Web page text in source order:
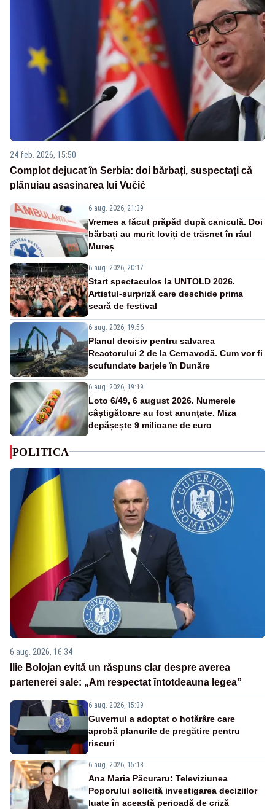
24 feb. 2026, 15:50
Complot dejucat în Serbia: doi bărbați, suspectați că
plănuiau asasinarea lui Vučić
6 aug. 2026, 21:39
Vremea a făcut prăpăd după caniculă. Doi
bărbați au murit loviți de trăsnet în râul
Mureș
6 aug. 2026, 20:17
Start spectaculos la UNTOLD 2026.
Artistul-surpriză care deschide prima
seară de festival
6 aug. 2026, 19:56
Planul decisiv pentru salvarea
Reactorului 2 de la Cernavodă. Cum vor fi
scufundate barjele în Dunăre
6 aug. 2026, 19:19
Loto 6/49, 6 august 2026. Numerele
câștigătoare au fost anunțate. Miza
depășește 9 milioane de euro
POLITICA
6 aug. 2026, 16:34
Ilie Bolojan evită un răspuns clar despre averea
partenerei sale: „Am respectat întotdeauna legea”
6 aug. 2026, 15:39
Guvernul a adoptat o hotărâre care
aprobă planurile de pregătire pentru
riscuri
6 aug. 2026, 15:18
Ana Maria Păcuraru: Televiziunea
Poporului solicită investigarea deciziilor
luate în această perioadă de criză